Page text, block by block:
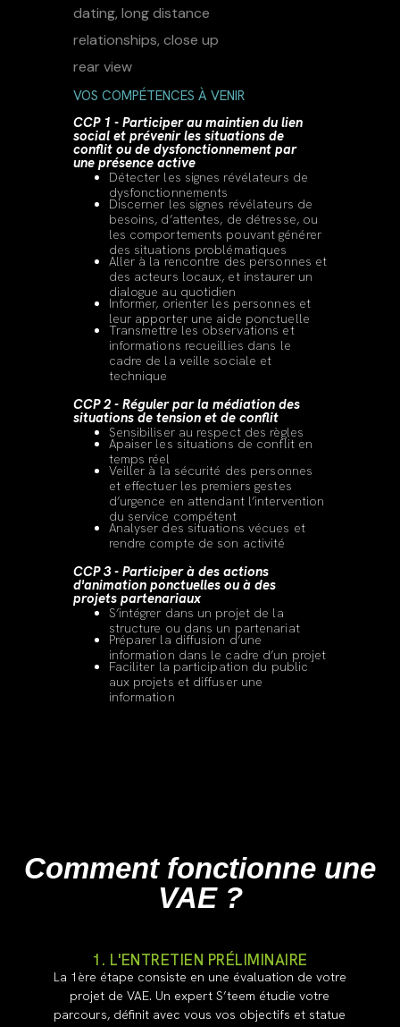
VOS COMPÉTENCES À VENIR
CCP 1 - Participer au maintien du lien
social et prévenir les situations de
conflit ou de dysfonctionnement par
une présence active
Détecter les signes révélateurs de
dysfonctionnements
Discerner les signes révélateurs de
besoins, d’attentes, de détresse, ou
les comportements pouvant générer
des situations problématiques
Aller à la rencontre des personnes et
des acteurs locaux, et instaurer un
dialogue au quotidien
Informer, orienter les personnes et
leur apporter une aide ponctuelle
Transmettre les observations et
informations recueillies dans le
cadre de la veille sociale et
technique
CCP 2 - Réguler par la médiation des
situations de tension et de conflit
Sensibiliser au respect des règles
Apaiser les situations de conflit en
temps réel
Veiller à la sécurité des personnes
et effectuer les premiers gestes
d’urgence en attendant l’intervention
du service compétent
Analyser des situations vécues et
rendre compte de son activité
CCP 3 - Participer à des actions
d'animation ponctuelles ou à des
projets partenariaux
S’intégrer dans un projet de la
structure ou dans un partenariat
Préparer la diffusion d’une
information dans le cadre d’un projet
Faciliter la participation du public
aux projets et diffuser une
information
Comment fonctionne une
VAE ?
1. L'ENTRETIEN PRÉLIMINAIRE
La 1ère étape consiste en une évaluation de votre
projet de VAE. Un expert S’teem étudie votre
parcours, définit avec vous vos objectifs et statue